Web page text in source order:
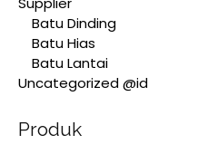
Batu Dinding
Batu Hias
Batu Lantai
Uncategorized @id
Produk